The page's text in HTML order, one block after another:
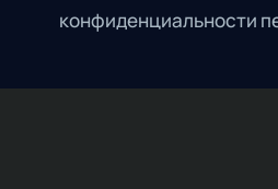
конфиденциальности